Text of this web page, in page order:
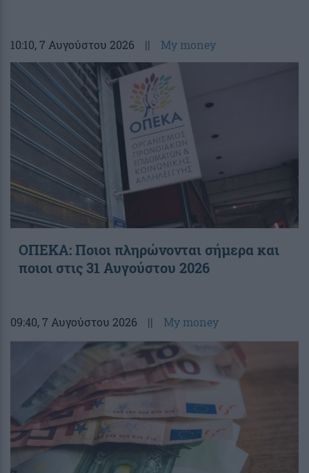
10:10, 7 Αυγούστου 2026 || My money
ΟΠΕΚΑ: Ποιοι πληρώνονται σήμερα και
ποιοι στις 31 Αυγούστου 2026
09:40, 7 Αυγούστου 2026 || My money